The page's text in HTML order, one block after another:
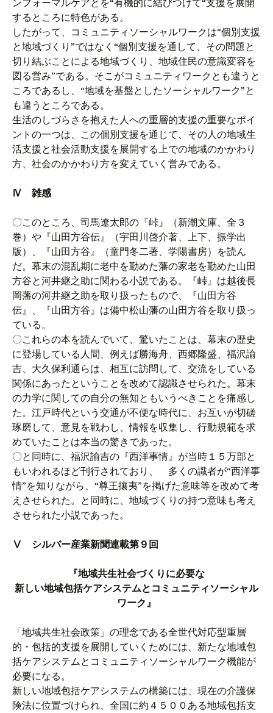
ンフォーマルケアとを“有機的に結びつけて“支援を展開
するところに特色がある。
したがって、コミュニティソーシャルワークは“個別支援
と地域づくり”ではなく“個別支援を通して、その問題と
切り結ぶことによる地域づくり、地域住民の意識変容を
図る営み”である。そこがコミュニティワークとも違うと
ころであるし、“地域を基盤としたソーシャルワーク”と
も違うところである。
生活のしづらさを抱えた人への重層的支援の重要なポイ
ントの一つは、この個別支援を通じて、その人の地域生
活支援と社会活動支援を展開する上での地域のかかわり
方、社会のかかわり方を変えていく営みである。
Ⅳ 雑感
〇このところ、司馬遼太郎の『峠』（新潮文庫、全３
巻）や『山田方谷伝』（宇田川啓介著、上下、振学出
版）、『山田方谷』（童門冬二著、学陽書房）を読ん
だ。幕末の混乱期に老中を勤めた藩の家老を勤めた山田
方谷と河井継之助に関わる小説である。『峠』は越後長
岡藩の河井継之助を取り扱ったもので、『山田方谷
伝』、『山田方谷』は備中松山藩の山田方谷を取り扱っ
ている。
〇これらの本を読んでいて、驚いたことは、幕末の歴史
に登場している人間、例えば勝海舟、西郷隆盛、福沢諭
吉、大久保利通らは、相互に訪問して、交流をしている
関係にあったということを改めて認識させられた。幕末
の力学に関しての自分の無知ともいうべきことを痛感し
た。江戸時代という交通が不便な時代に、お互いが切磋
琢磨して、意見を戦わし、情報を収集し、行動規範を求
めていたことは本当の驚きであった。
〇と同時に、福沢諭吉の『西洋事情』が当時１５万部と
もいわれるほど刊行されており、 多くの識者が“西洋事
情”を知りながら、“尊王攘夷”を掲げた意味等を改めて考
えさせられた。と同時に、地域づくりの持つ意味も考え
させられた小説であった。
Ⅴ シルバー産業新聞連載第９回
『地域共生社会づくりに必要な
新しい地域包括ケアシステムとコミュニティソーシャル
ワーク』
「地域共生社会政策」の理念である全世代対応型重層
的・包括的支援を展開していくためには、新たな地域包
括ケアシステムとコミュニティソーシャルワーク機能が
必要になる。
新しい地域包括ケアシステムの構築には、現在の介護保
険法に位置づけられ、全国に約４５００ある地域包括支